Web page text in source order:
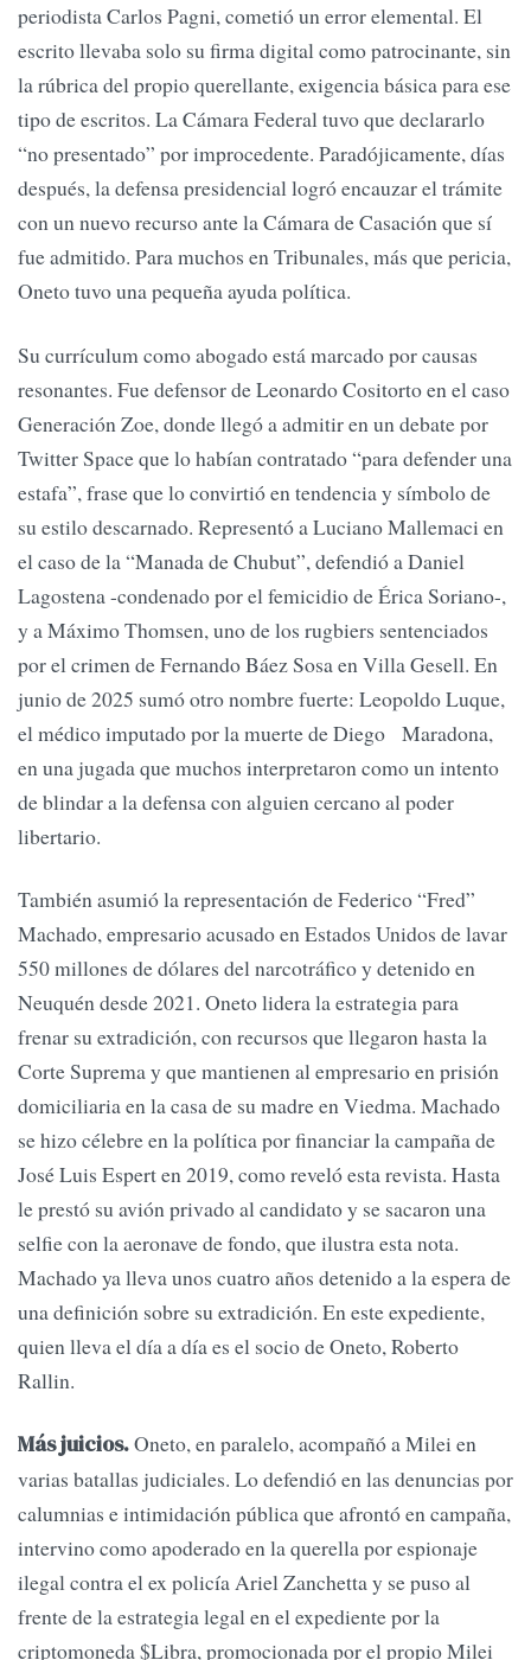
periodista Carlos Pagni, cometió un error elemental. El
escrito llevaba solo su firma digital como patrocinante, sin
la rúbrica del propio querellante, exigencia básica para ese
tipo de escritos. La Cámara Federal tuvo que declararlo
“no presentado” por improcedente. Paradójicamente, días
después, la defensa presidencial logró encauzar el trámite
con un nuevo recurso ante la Cámara de Casación que sí
fue admitido. Para muchos en Tribunales, más que pericia,
Oneto tuvo una pequeña ayuda política.
Su currículum como abogado está marcado por causas
resonantes. Fue defensor de Leonardo Cositorto en el caso
Generación Zoe, donde llegó a admitir en un debate por
Twitter Space que lo habían contratado “para defender una
estafa”, frase que lo convirtió en tendencia y símbolo de
su estilo descarnado. Representó a Luciano Mallemaci en
el caso de la “Manada de Chubut”, defendió a Daniel
Lagostena -condenado por el femicidio de Érica Soriano-,
y a Máximo Thomsen, uno de los rugbiers sentenciados
por el crimen de Fernando Báez Sosa en Villa Gesell. En
junio de 2025 sumó otro nombre fuerte: Leopoldo Luque,
el médico imputado por la muerte de Diego Maradona,
en una jugada que muchos interpretaron como un intento
de blindar a la defensa con alguien cercano al poder
libertario.
También asumió la representación de Federico “Fred”
Machado, empresario acusado en Estados Unidos de lavar
550 millones de dólares del narcotráfico y detenido en
Neuquén desde 2021. Oneto lidera la estrategia para
frenar su extradición, con recursos que llegaron hasta la
Corte Suprema y que mantienen al empresario en prisión
domiciliaria en la casa de su madre en Viedma. Machado
se hizo célebre en la política por financiar la campaña de
José Luis Espert en 2019, como reveló esta revista. Hasta
le prestó su avión privado al candidato y se sacaron una
selfie con la aeronave de fondo, que ilustra esta nota.
Machado ya lleva unos cuatro años detenido a la espera de
una definición sobre su extradición. En este expediente,
quien lleva el día a día es el socio de Oneto, Roberto
Rallin.
Más juicios.Oneto, en paralelo, acompañó a Milei en
varias batallas judiciales. Lo defendió en las denuncias por
calumnias e intimidación pública que afrontó en campaña,
intervino como apoderado en la querella por espionaje
ilegal contra el ex policía Ariel Zanchetta y se puso al
frente de la estrategia legal en el expediente por la
criptomoneda $Libra, promocionada por el propio Milei